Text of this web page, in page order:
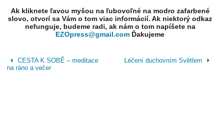
Ak kliknete ľavou myšou na ľubovoľné na modro zafarbené
slovo, otvorí sa Vám o tom viac informácií. Ak niektorý odkaz
nefunguje, budeme radi, ak nám o tom napíšete na
EZOpress@gmail.com Ďakujeme
CESTA K SOBĚ – meditace
na ráno a večer
Léčení duchovním Světlem